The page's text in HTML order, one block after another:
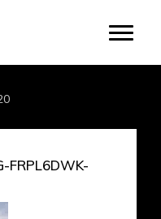
FRPL6DWK-